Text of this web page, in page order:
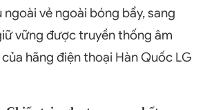
ngoài vẻ ngoài bóng bẩy, sang
vững được truyền thống âm
hãng điện thoại Hàn Quốc LG